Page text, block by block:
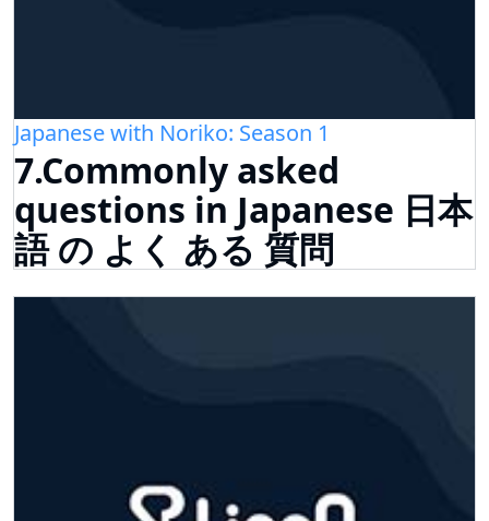
Japanese with Noriko: Season 1
7.Commonly asked
questions in Japanese 日本
語 の よく ある 質問